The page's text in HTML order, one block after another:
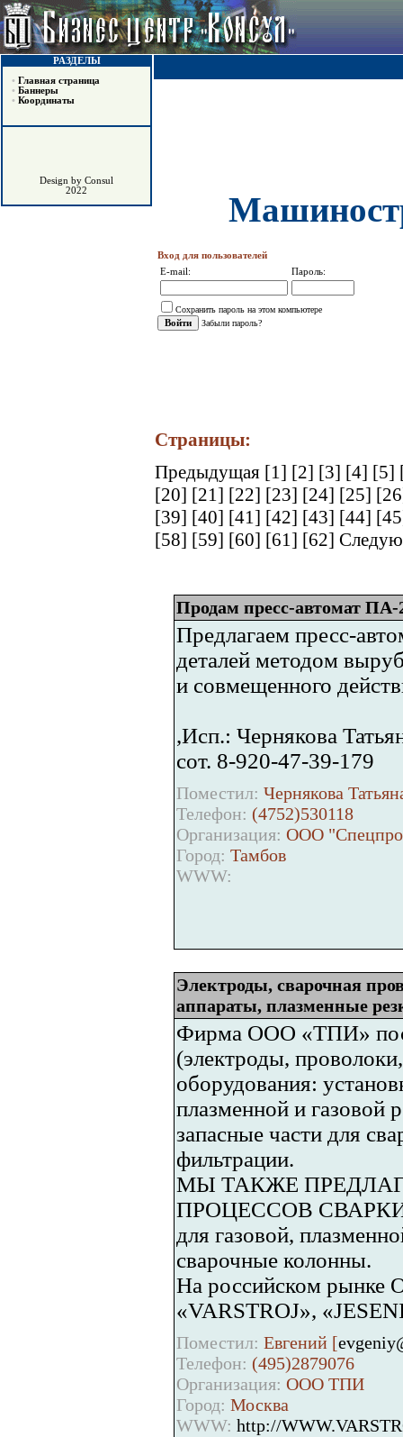
РАЗДЕЛЫ
• Главная страница
• Баннеры
• Координаты
Design by Consul
2022
Вход для пользователей
E-mail:
Пароль:
Сохранить пароль на этом компьютере
Забыли пароль?
Страницы:
Предыдущая [1] [2] [3] [4] [5]
[20] [21] [22] [23] [24] [25]
[39] [40] [41] [42] [43] [44]
[58] [59] [60] [61] [62]
Продам пресс-автомат ПА-
Предлагаем пресс-
деталей методом
и совмещенного
,Исп.: Чернякова
сот. 8-920-47-39-179
Поместил: Чернякова
Телефон: (4752)530118
Организация: ООО
Город: Тамбов
WWW:
Электроды, сварочная
аппараты, плазменные
Фирма ООО «ТПИ»
(электроды,
оборудования:
плазменной и газовой
запасные части для
фильтрации.
МЫ ТАКЖЕ
ПРОЦЕССОВ СВАРКИ
для газовой,
сварочные колонны.
На российском рынке
«VARSTROJ»,
Поместил: Евгений [
Телефон: (495)2879076
Организация: ООО ТПИ
Город: Москва
WWW: http://